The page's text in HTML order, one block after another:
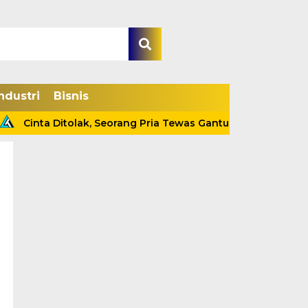
Bisnis
Ditolak, Seorang Pria Tewas Gantung Diri Di Tanjab